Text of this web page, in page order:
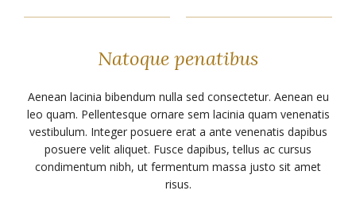
Natoque penatibus
Aenean lacinia bibendum nulla sed consectetur. Aenean eu
leo quam. Pellentesque ornare sem lacinia quam venenatis
vestibulum. Integer posuere erat a ante venenatis dapibus
posuere velit aliquet. Fusce dapibus, tellus ac cursus
condimentum nibh, ut fermentum massa justo sit amet
risus.